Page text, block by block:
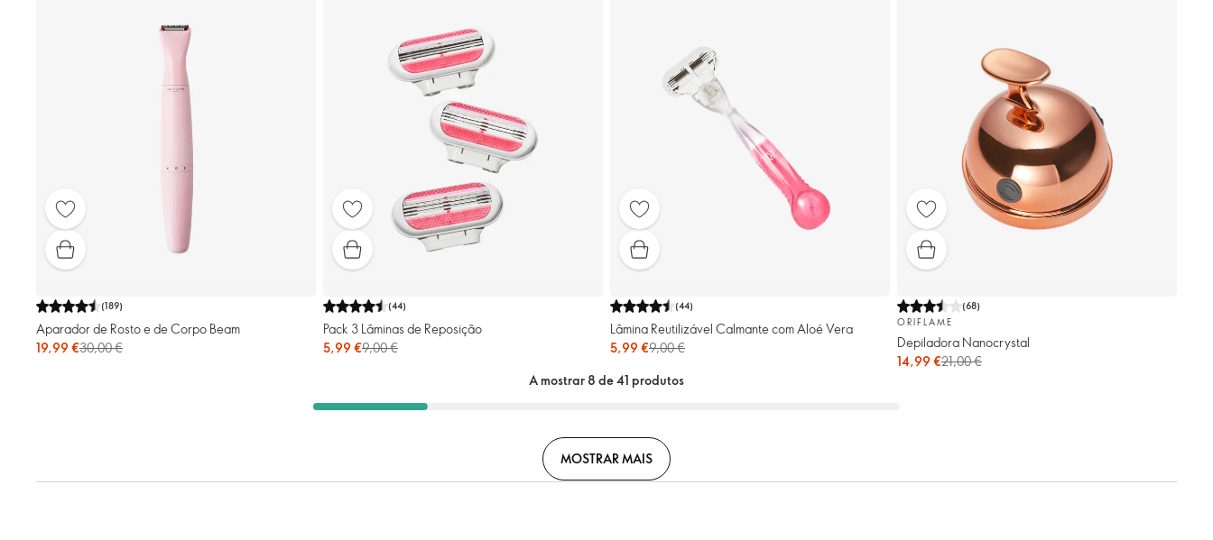
(189)
Aparador de Rosto e de Corpo Beam
19,99 €30,00 €
(44)
Pack 3 Lâminas de Reposição
5,99 €9,00 €
(44)
Lâmina Reutilizável Calmante com Aloé Vera
5,99 €9,00 €
(68)
ORIFLAME
Depiladora Nanocrystal
14,99 €21,00 €
A mostrar 8 de 41 produtos
MOSTRAR MAIS